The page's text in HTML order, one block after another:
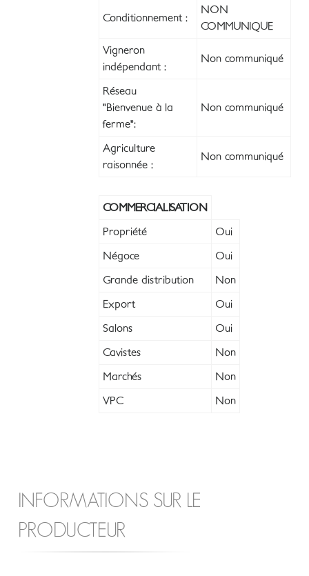
Conditionnement :
NON
COMMUNIQUE
Vigneron
indépendant :
Non communiqué
Réseau
"Bienvenue à la
ferme":
Non communiqué
Agriculture
raisonnée :
Non communiqué
COMMERCIALISATION
Propriété Oui
Négoce Oui
Grande distribution Non
Export Oui
Salons Oui
Cavistes Non
Marchés Non
VPC Non
INFORMATIONS SUR LE
PRODUCTEUR